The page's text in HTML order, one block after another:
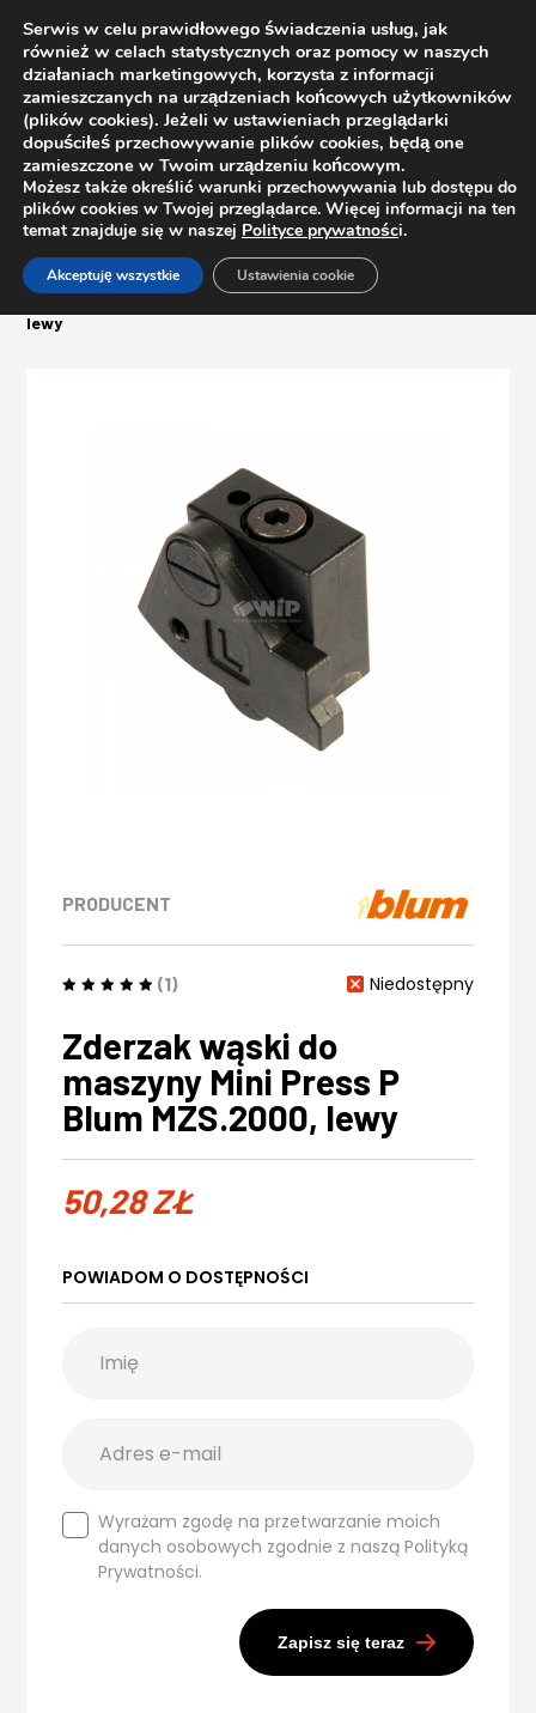
Strona główna
Sklep
Pomoce montażowe, wzorniki
lewy
PRODUCENT
(1) Niedostępny
Zderzak wąski do
maszyny Mini Press P
Blum MZS.2000, lewy
50,28ZŁ
POWIADOM O DOSTĘPNOŚCI
Wyrażam zgodę na przetwarzanie moich
danych osobowych zgodnie z nasząPolityką
Prywatności.
Zapisz się teraz
Serwis w celu prawidłowego świadczenia usług, jak
również w celach statystycznych oraz pomocy w naszych
działaniach marketingowych, korzysta z informacji
zamieszczanych na urządzeniach końcowych użytkowników
(plików cookies). Jeżeli w ustawieniach przeglądarki
dopuściłeś przechowywanie plików cookies, będą one
zamieszczone w Twoim urządzeniu końcowym.
Możesz także określić warunki przechowywania lub dostępu do
plików cookies w Twojej przeglądarce. Więcej informacji na ten
temat znajduje się w naszej Polityce prywatności.
Akceptuję wszystkie Ustawienia cookie